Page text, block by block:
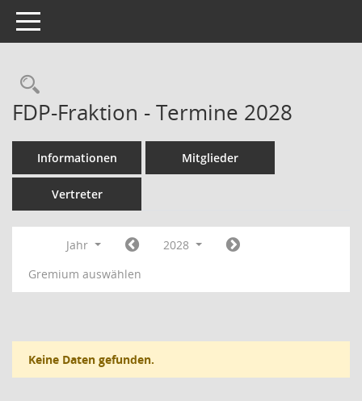
Toggle navigation
Rechercheauswahl
FDP-Fraktion - Termine 2028
Informationen Mitglieder
Vertreter
Jahr
2028
Gremium auswählen
Keine Daten gefunden.